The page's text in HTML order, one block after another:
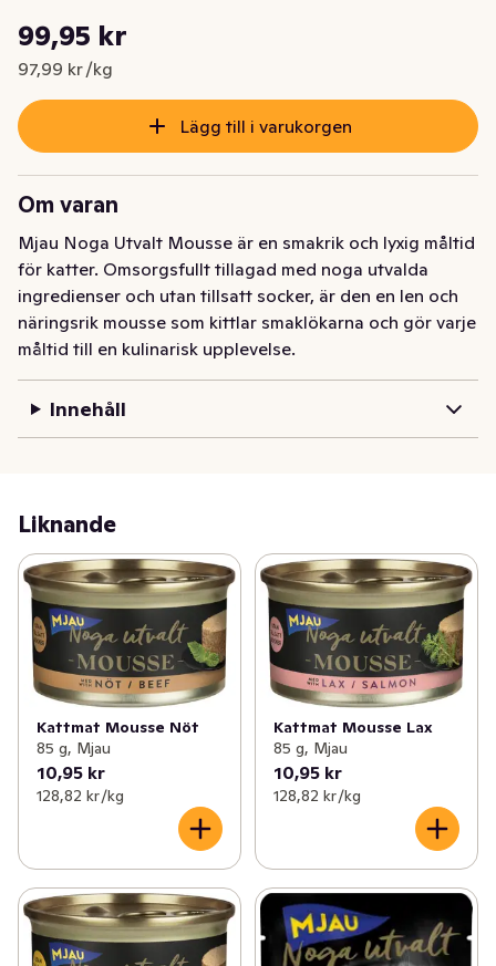
Nuvarande pris är: 99,95 kr
99,95 kr
97,99 kr /kg
Styckpris: 97,99 kr /kg
Lägg till i varukorgen
Om varan
Mjau Noga Utvalt Mousse är en smakrik och lyxig måltid
för katter. Omsorgsfullt tillagad med noga utvalda
ingredienser och utan tillsatt socker, är den en len och
näringsrik mousse som kittlar smaklökarna och gör varje
måltid till en kulinarisk upplevelse.
Innehåll
Liknande
Kattmat Mousse Nöt
85 g, Mjau
10,95 kr
128,82 kr /kg
Kattmat Mousse Lax
85 g, Mjau
10,95 kr
128,82 kr /kg